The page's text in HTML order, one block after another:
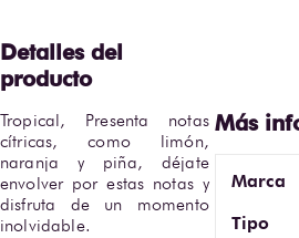
Tropical, Presenta notas
cítricas, como limón,
naranja y piña, déjate
envolver por estas notas y
disfruta de un momento
inolvidable.
Marca
Tipo